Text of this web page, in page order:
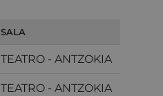
SALA
TEATRO - ANTZOKIA
TEATRO - ANTZOKIA